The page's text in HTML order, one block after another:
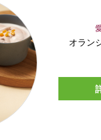
オラン